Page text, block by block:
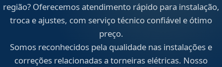
região? Oferecemos atendimento rápido para instalação,
troca e ajustes, com serviço técnico confiável e ótimo
preço.
Somos reconhecidos pela qualidade nas instalações e
correções relacionadas a torneiras elétricas. Nosso